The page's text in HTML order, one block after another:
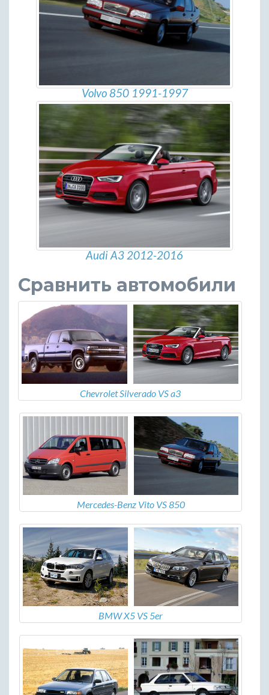
Volvo 850 1991-1997
Audi A3 2012-2016
Сравнить автомобили
Chevrolet Silverado VS a3
Mercedes-Benz Vito VS 850
BMW X5 VS 5er